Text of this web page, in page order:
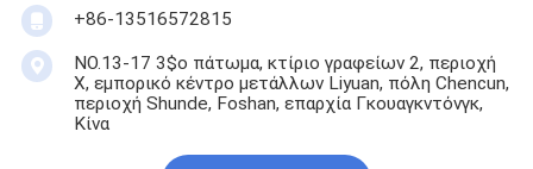
+86-13516572815
NO.13-17 3$ο πάτωμα, κτίριο γραφείων 2, περιοχή
Χ, εμπορικό κέντρο μετάλλων Liyuan, πόλη Chencun,
περιοχή Shunde, Foshan, επαρχία Γκουαγκντόνγκ,
Κίνα